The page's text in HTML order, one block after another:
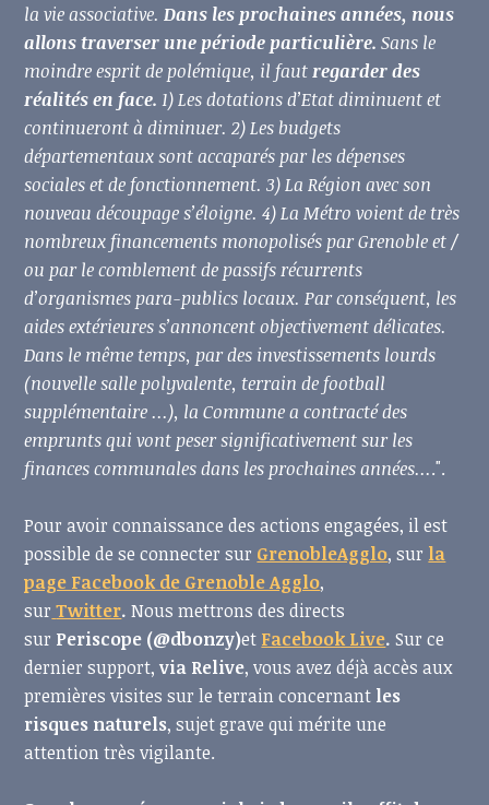
la vie associative.Dans les prochaines années, nous
allons traverser une période particulière. Sans le
moindre esprit de polémique, il fautregarder des
réalités en face. 1) Les dotations d’Etat diminuent et
continueront à diminuer. 2) Les budgets
départementaux sont accaparés par les dépenses
sociales et de fonctionnement. 3) La Région avec son
nouveau découpage s’éloigne. 4) La Métro voient de très
nombreux financements monopolisés par Grenoble et /
ou par le comblement de passifs récurrents
d’organismes para-publics locaux. Par conséquent, les
aides extérieures s’annoncent objectivement délicates.
Dans le même temps, par des investissements lourds
(nouvelle salle polyvalente, terrain de football
supplémentaire ...), la Commune a contracté des
emprunts qui vont peser significativement sur les
finances communales dans les prochaines années....".
Pour avoir connaissance des actions engagées, il est
possible de se connecter sur GrenobleAgglo, sur la
page Facebook de Grenoble Agglo,
sur Twitter. Nous mettrons des directs
sur Periscope (@dbonzy)et Facebook Live. Sur ce
dernier support, via Relive, vous avez déjà accès aux
premières visites sur le terrain concernant les
risques naturels, sujet grave qui mérite une
attention très vigilante.